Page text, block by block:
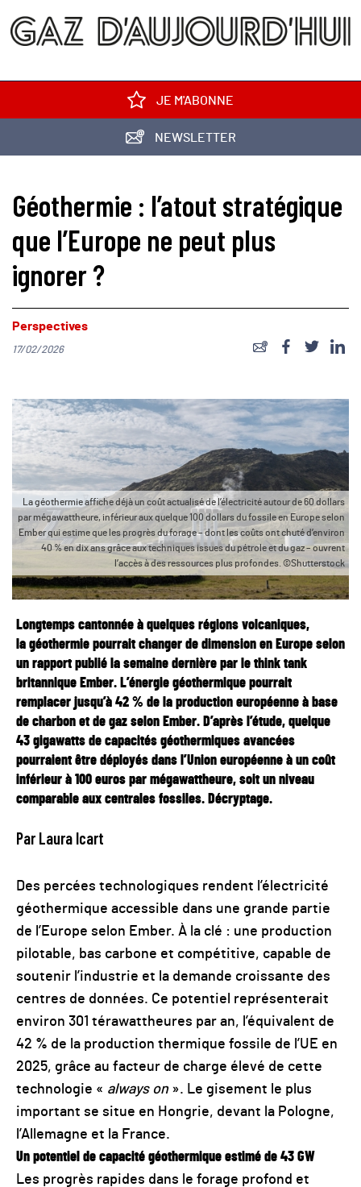
JE M'ABONNE
NEWSLETTER
Géothermie : l’atout stratégique
que l’Europe ne peut plus
ignorer ?
Perspectives
17/02/2026
La géothermie affiche déjà un coût actualisé de l’électricité autour de 60 dollars
par mégawattheure, inférieur aux quelque 100 dollars du fossile en Europe selon
Ember qui estime que les progrès du forage – dont les coûts ont chuté d’environ
40 % en dix ans grâce aux techniques issues du pétrole et du gaz – ouvrent
l’accès à des ressources plus profondes. ©Shutterstock
Longtemps cantonnée à quelques régions volcaniques,
la géothermie pourrait changer de dimension en Europe selon
un rapport publié la semaine dernière par le think tank
britannique Ember. L’énergie géothermique pourrait
remplacer jusqu’à 42 % de la production européenne à base
de charbon et de gaz selon Ember. D’après l’étude, quelque
43 gigawatts de capacités géothermiques avancées
pourraient être déployés dans l’Union européenne à un coût
inférieur à 100 euros par mégawattheure, soit un niveau
comparable aux centrales fossiles. Décryptage.
Par Laura Icart
Des percées technologiques rendent l’électricité
géothermique accessible dans une grande partie
de l’Europe selon Ember. À la clé : une production
pilotable, bas carbone et compétitive, capable de
soutenir l’industrie et la demande croissante des
centres de données. Ce potentiel représenterait
environ 301 térawattheures par an, l’équivalent de
42 % de la production thermique fossile de l’UE en
2025, grâce au facteur de charge élevé de cette
technologie « always on». Le gisement le plus
important se situe en Hongrie, devant la Pologne,
l’Allemagne et la France.
Un potentiel de capacité géothermique estimé de 43 GW
Les progrès rapides dans le forage profond et